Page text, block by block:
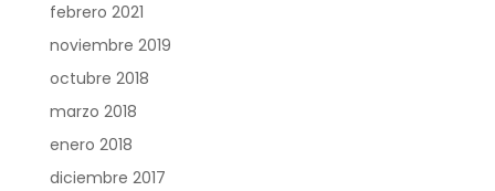
febrero 2021
noviembre 2019
octubre 2018
marzo 2018
enero 2018
diciembre 2017